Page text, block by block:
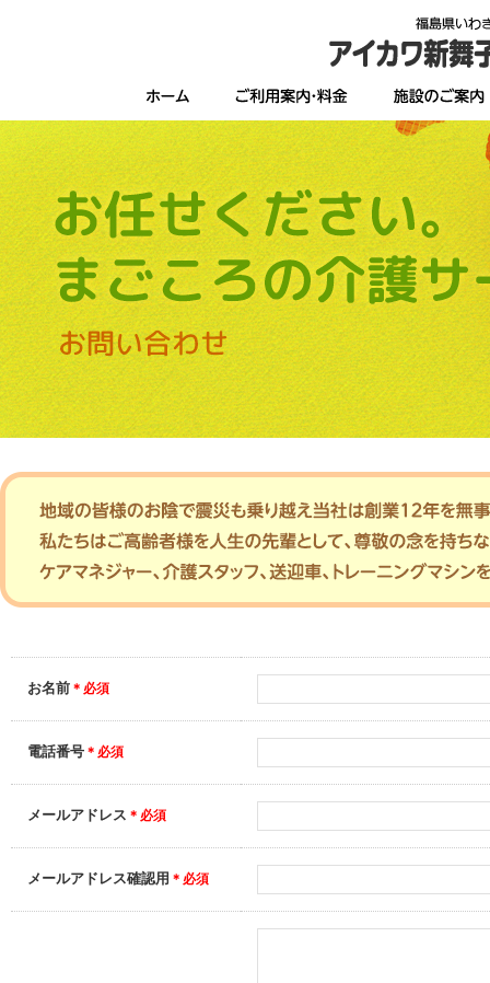
お名前 ＊必須
電話番号 ＊必須
メールアドレス ＊必須
メールアドレス確認用 ＊必須